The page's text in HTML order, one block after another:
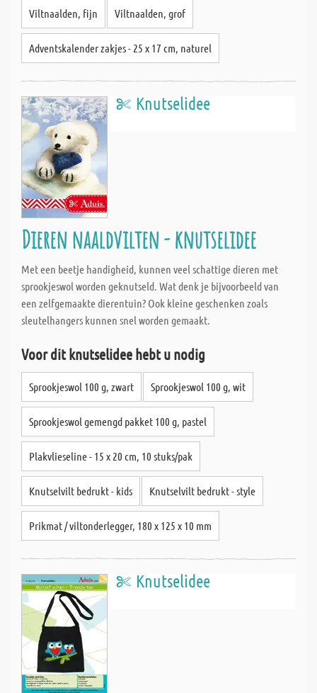
Viltnaalden, fijn Viltnaalden, grof
Adventskalender zakjes - 25 x 17 cm, naturel
Knutselidee
Dieren naaldvilten - knutselidee
Met een beetje handigheid, kunnen veel schattige dieren met
sprookjeswol worden geknutseld. Wat denk je bijvoorbeeld van
een zelfgemaakte dierentuin? Ook kleine geschenken zoals
sleutelhangers kunnen snel worden gemaakt.
Voor dit knutselidee hebt u nodig
Sprookjeswol 100 g, zwart Sprookjeswol 100 g, wit
Sprookjeswol gemengd pakket 100 g, pastel
Plakvlieseline - 15 x 20 cm, 10 stuks/pak
Knutselvilt bedrukt - kids Knutselvilt bedrukt - style
Prikmat / viltonderlegger, 180 x 125 x 10 mm
Knutselidee